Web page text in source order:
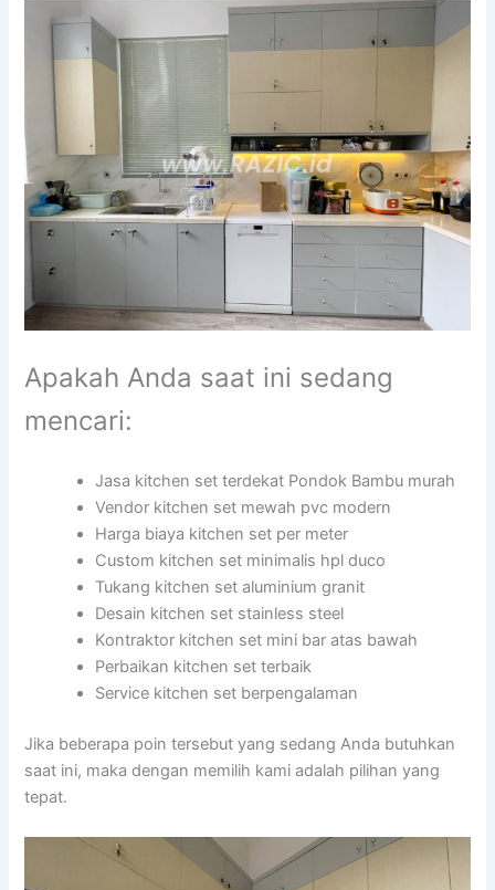
Apakah Anda saat ini sedang
mencari:
Jasa kitchen set terdekat Pondok Bambu murah
Vendor kitchen set mewah pvc modern
Harga biaya kitchen set per meter
Custom kitchen set minimalis hpl duco
Tukang kitchen set aluminium granit
Desain kitchen set stainless steel
Kontraktor kitchen set mini bar atas bawah
Perbaikan kitchen set terbaik
Service kitchen set berpengalaman
Jika beberapa poin tersebut yang sedang Anda butuhkan
saat ini, maka dengan memilih kami adalah pilihan yang
tepat.